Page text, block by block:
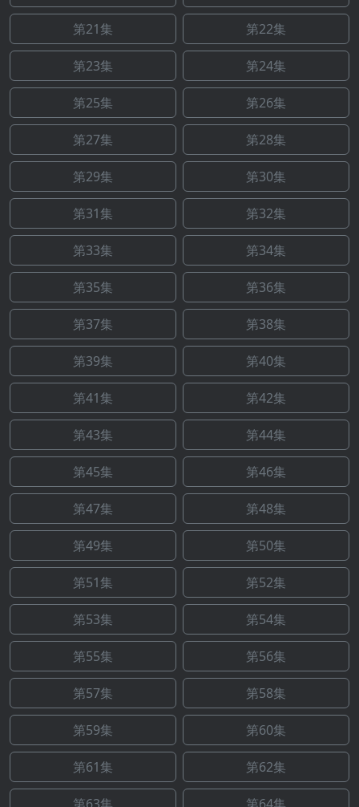
第21集 第22集
第23集 第24集
第25集 第26集
第27集 第28集
第29集 第30集
第31集 第32集
第33集 第34集
第35集 第36集
第37集 第38集
第39集 第40集
第41集 第42集
第43集 第44集
第45集 第46集
第47集 第48集
第49集 第50集
第51集 第52集
第53集 第54集
第55集 第56集
第57集 第58集
第59集 第60集
第61集 第62集